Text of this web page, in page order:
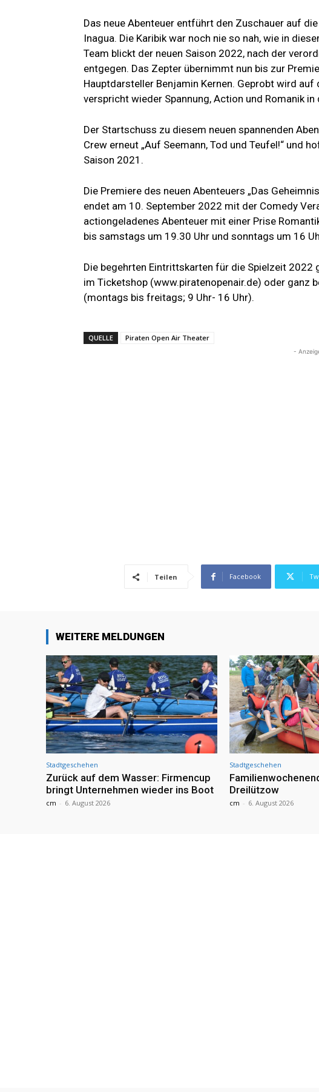
Das neue Abenteuer entführt den Zuschauer auf
Inagua. Die Karibik war noch nie so nah, wie in
Team blickt der neuen Saison 2022, nach der
entgegen. Das Zepter übernimmt nun bis zur
Hauptdarsteller Benjamin Kernen. Geprobt wird auf
verspricht wieder Spannung, Action und Romanik
Der Startschuss zu diesem neuen spannenden
Crew erneut „Auf Seemann, Tod und Teufel!“ und
Saison 2021.
Die Premiere des neuen Abenteuers „Das
endet am 10. September 2022 mit der Comedy
actiongeladenes Abenteuer mit einer Prise
bis samstags um 19.30 Uhr und sonntags um 16
Die begehrten Eintrittskarten für die Spielzeit
im Ticketshop (www.piratenopenair.de) oder ganz
(montags bis freitags; 9 Uhr- 16 Uhr).
QUELLE Piraten Open Air Theater
-
Teilen Facebook
WEITERE MELDUNGEN
Stadtgeschehen
Zurück auf dem Wasser: Firmencup
bringt Unternehmen wieder ins Boot
cm - 6. August 2026
Stadtgeschehen
Dreilützow
cm - 6. August 2026